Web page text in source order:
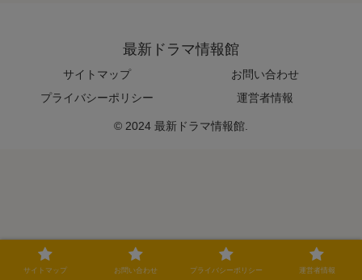
最新ドラマ情報館
サイトマップ
お問い合わせ
プライバシーポリシー
運営者情報
© 2024 最新ドラマ情報館.
サイトマップ お問い合わせ プライバシーポリシー 運営者情報